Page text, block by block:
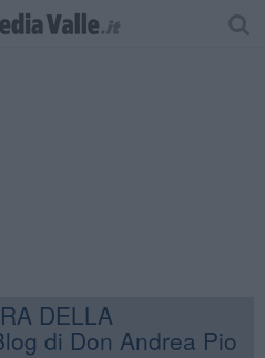
DELLA
di Don Andrea Pio